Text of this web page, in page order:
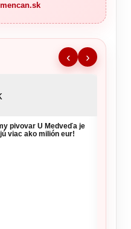
‹ ›
pivovar U Medveďa je
na predaj, majiteľom ponúkajú viac ako milión eur!